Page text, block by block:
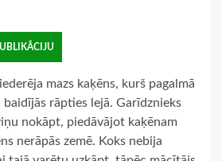
mazs kaķēns, kurš pagalmā
baidījās rāpties lejā. Garīdznieks
nokāpt, piedāvājot kaķēnam
nerāpās zemē. Koks nebija